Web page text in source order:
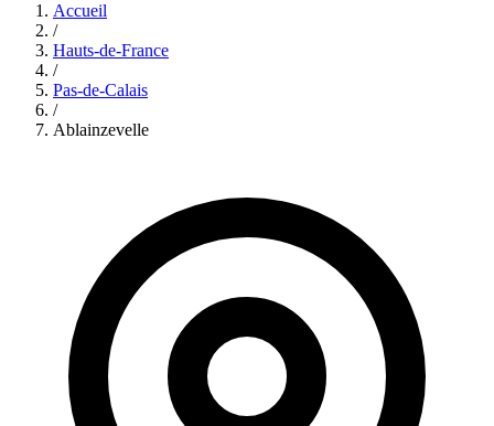
Accueil
/
Hauts-de-France
/
Pas-de-Calais
/
Ablainzevelle